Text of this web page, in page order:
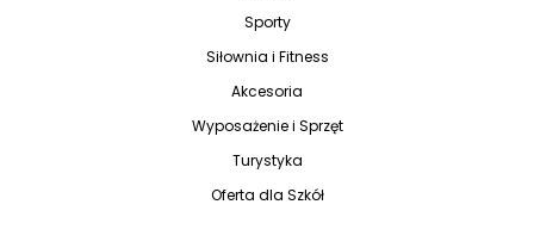
Sporty
Siłownia i Fitness
Akcesoria
Wyposażenie i Sprzęt
Turystyka
Oferta dla Szkół